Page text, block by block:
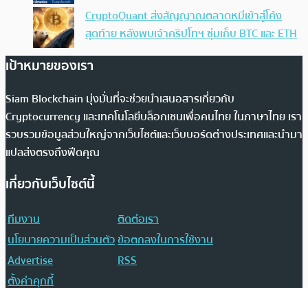
CryptoQuant ส่งสัญญาณตลาดหมีเข้าสู่โค้ง
สุดท้าย หลังพบเจ้าคริปโทฯ ซุ่มเก็บ BTC และ ETH
เป้าหมายของเรา
Siam Blockchain มุ่งมั่นที่จะช่วยนำเสนอสารเกี่ยวกับ
Cryptocurrency และเทคโนโลยีบล็อกเชนเพื่อคนไทย ในภาษาไทย เรา
รวบรวมข้อมูลส่วนใหญ่จากเว็บไซต์และเว็บบอร์ดต่างประเทศและนำมา
แปลส่งตรงถึงฟีดคุณ
เกี่ยวกับเว็บไซต์นี้
ทีมงาน
ติดต่อเรา
นโยบายความเป็นส่วนตัวข้อตกลงในการใช้งาน
Advertise
RSS
ตั้งค่าคุกกี้